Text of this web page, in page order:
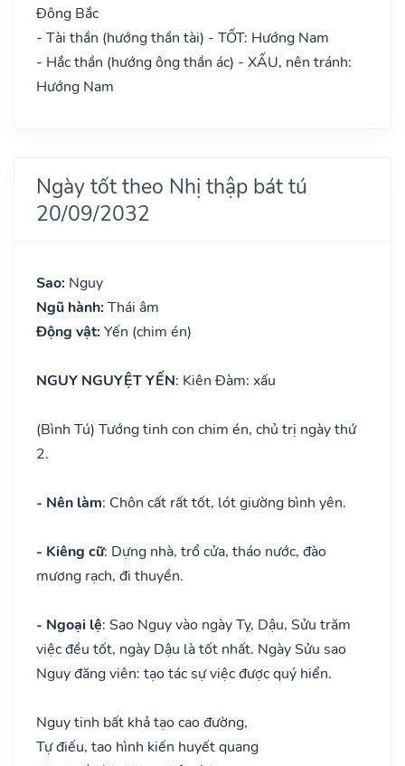
Đông Bắc
- Tài thần (hướng thần tài) - TỐT: Hướng Nam
- Hắc thần (hướng ông thần ác) - XẤU, nên tránh:
Hướng Nam
Ngày tốt theo Nhị thập bát tú
20/09/2032
Sao: Nguy
Ngũ hành: Thái âm
Động vật: Yến (chim én)
NGUY NGUYỆT YẾN: Kiên Đàm: xấu
(Bình Tú) Tướng tinh con chim én, chủ trị ngày thứ
2.
- Nên làm: Chôn cất rất tốt, lót giường bình yên.
- Kiêng cữ: Dựng nhà, trổ cửa, tháo nước, đào
mương rạch, đi thuyền.
- Ngoại lệ: Sao Nguy vào ngày Tỵ, Dậu, Sửu trăm
việc đều tốt, ngày Dậu là tốt nhất. Ngày Sửu sao
Nguy đăng viên: tạo tác sự việc được quý hiển.
Nguy tinh bất khả tạo cao đường,
Tự điếu, tao hình kiến huyết quang